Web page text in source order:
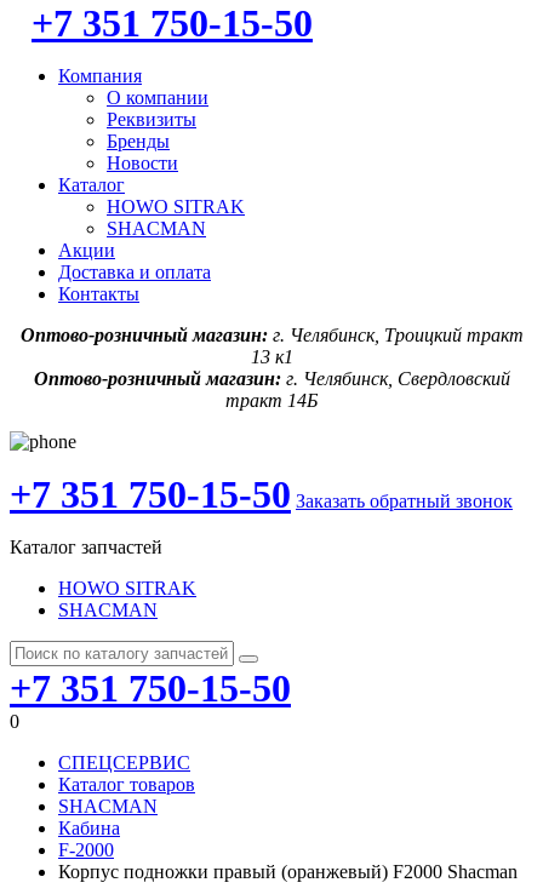
+7 351 750-15-50
Компания
О компании
Реквизиты
Бренды
Новости
Каталог
HOWO SITRAK
SHACMAN
Акции
Доставка и оплата
Контакты
Оптово-розничный магазин: г. Челябинск, Троицкий тракт
13 к1
Оптово-розничный магазин:г. Челябинск, Свердловский
тракт 14Б
+7 351 750-15-50 Заказать обратный звонок
Каталог запчастей
HOWO SITRAK
SHACMAN
+7 351 750-15-50
0
СПЕЦСЕРВИС
Каталог товаров
SHACMAN
Кабина
F-2000
Корпус подножки правый (оранжевый) F2000 Shacman